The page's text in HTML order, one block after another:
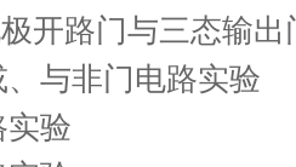
开路门与三态输
或、与非门电路
器电路实